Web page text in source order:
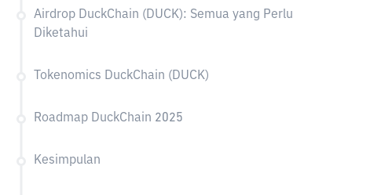
Airdrop DuckChain (DUCK): Semua yang Perlu
Diketahui
Tokenomics DuckChain (DUCK)
Roadmap DuckChain 2025
Kesimpulan